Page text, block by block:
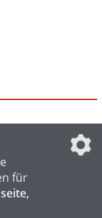
IMPRESSUM
für